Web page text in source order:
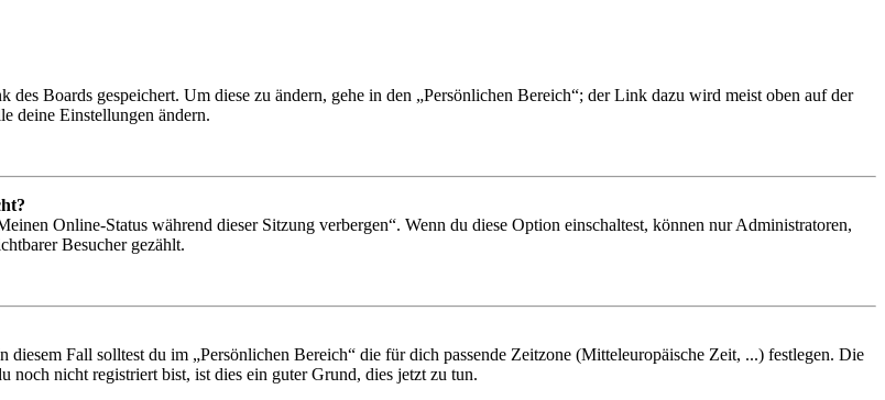
Boards gespeichert. Um diese zu ändern, gehe in den „Persönlichen Bereich“; der Link dazu wird meist oben auf der
deine Einstellungen ändern.
Online-Status während dieser Sitzung verbergen“. Wenn du diese Option einschaltest, können nur Administratoren,
Besucher gezählt.
Fall solltest du im „Persönlichen Bereich“ die für dich passende Zeitzone (Mitteleuropäische Zeit, ...) festlegen. Die
noch nicht registriert bist, ist dies ein guter Grund, dies jetzt zu tun.